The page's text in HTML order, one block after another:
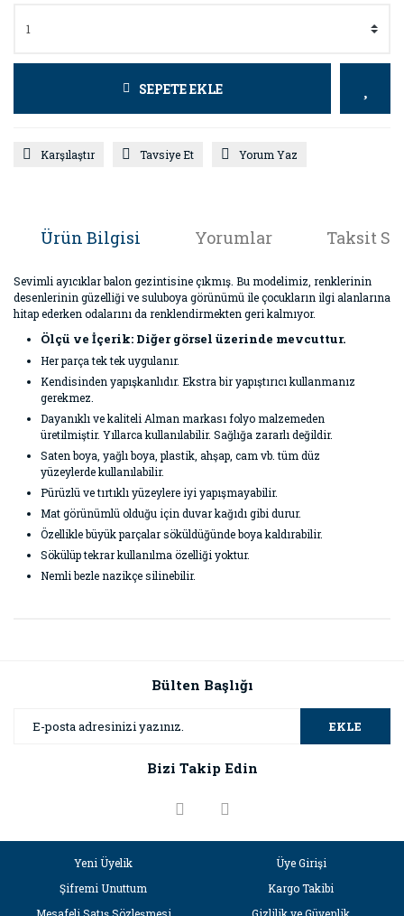
SEPETE EKLE
Karşılaştır Tavsiye Et Yorum Yaz
Ürün Bilgisi Yorumlar Taksit
Sevimli ayıcıklar balon gezintisine çıkmış. Bu modelimiz, renklerinin
desenlerinin güzelliği ve suluboya görünümü ile çocukların ilgi alanlarına
hitap ederken odalarını da renklendirmekten geri kalmıyor.
Ölçü ve İçerik: Diğer görsel üzerinde mevcuttur.
Her parça tek tek uygulanır.
Kendisinden yapışkanlıdır. Ekstra bir yapıştırıcı kullanmanız
gerekmez.
Dayanıklı ve kaliteli Alman markası folyo malzemeden
üretilmiştir. Yıllarca kullanılabilir. Sağlığa zararlı değildir.
Saten boya, yağlı boya, plastik, ahşap, cam vb. tüm düz
yüzeylerde kullanılabilir.
Pürüzlü ve tırtıklı yüzeylere iyi yapışmayabilir.
Mat görünümlü olduğu için duvar kağıdı gibi durur.
Özellikle büyük parçalar söküldüğünde boya kaldırabilir.
Sökülüp tekrar kullanılma özelliği yoktur.
Nemli bezle nazikçe silinebilir.
Görüş ve önerileriniz için teşekkür ederiz.
Ürün resmi kalitesiz, bozuk veya görüntülenemiyor.
Ürün bilgilerinde hatalar bulunuyor.
Bülten Başlığı
EKLE
Bizi Takip Edin
Yeni Üyelik
Üye Girişi
Şifremi Unuttum
Kargo Takibi